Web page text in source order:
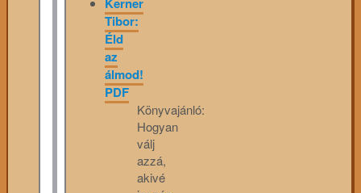
Tibor:
Éld
az
álmod!
PDF
Könyvajánló:
Hogyan
válj
azzá,
akivé